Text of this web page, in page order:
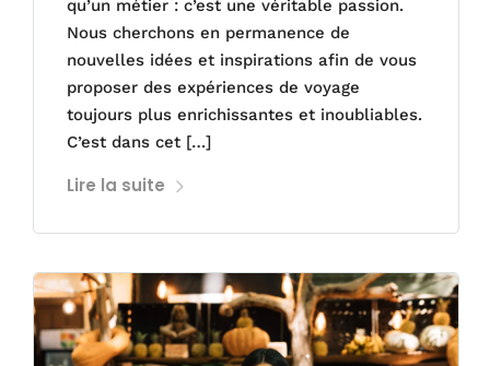
qu’un métier : c’est une véritable passion.
Nous cherchons en permanence de
nouvelles idées et inspirations afin de vous
proposer des expériences de voyage
toujours plus enrichissantes et inoubliables.
C’est dans cet […]
Lire la suite